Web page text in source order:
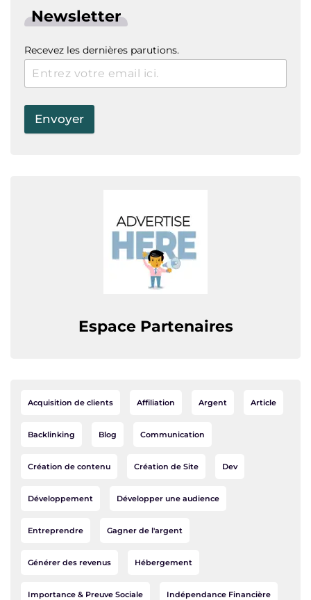
Newsletter
Recevez les dernières parutions.
Espace Partenaires
Acquisition de clients Affiliation Argent Article
Backlinking Blog Communication
Création de contenu Création de Site Dev
Développement Développer une audience
Entreprendre Gagner de l'argent
Générer des revenus Hébergement
Importance & Preuve Sociale Indépendance Financière